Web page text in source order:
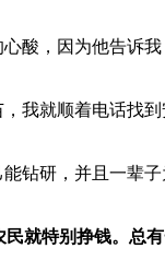
酸，因为他告诉
我就顺着电话找
钻研，并且一
民就特别挣钱。总